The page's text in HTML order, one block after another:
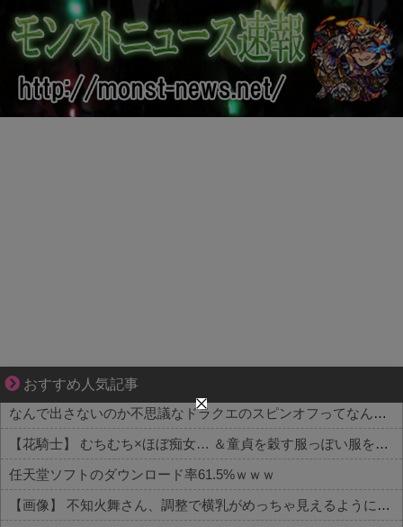
おすすめ人気記事
小さなすれ違いが、夫を追い詰めていく
なんで出さないのか不思議なドラクエのスピンオフってなんかある？
【花騎士】 むちむち×ほぼ痴女… ＆童貞を穀す服っぽい服をきたホウオウボクへの反応！！！
任天堂ソフトのダウンロード率61.5%ｗｗｗ
【画像】 不知火舞さん、調整で横乳がめっちゃ見えるようになるｗｗｗｗｗｗ